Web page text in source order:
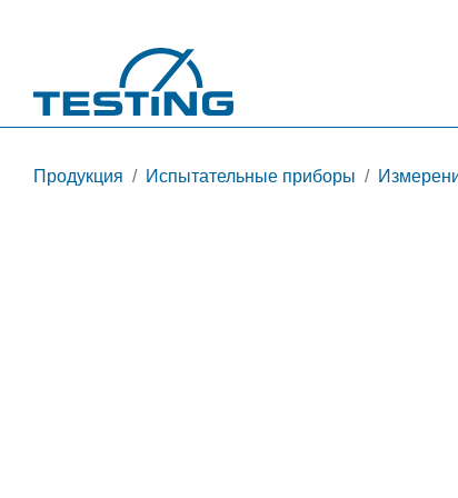
Продукция Испытательные приборы